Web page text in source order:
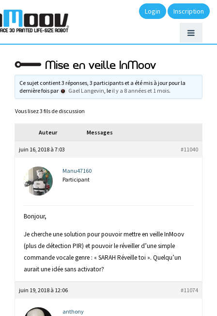
Login Inscription
Mise en veille InMoov
Ce sujet contient 3 réponses, 3 participants et a été mis à jour pour la
dernière fois par
Gael Langevin, le il y a 8 années et 1 mois.
Vous lisez 3 fils de discussion
Auteur Messages
juin 16, 2018 à 7:03 #11040
Manu47160
Participant
Bonjour,
Je cherche une solution pour pouvoir mettre en veille InMoov
(plus de détection PIR) et pouvoir le réveiller d’une simple
commande vocale genre : « SARAH Réveille toi ». Quelqu’un
aurait une idée sans activator?
juin 19, 2018 à 12:06 #11074
anthony